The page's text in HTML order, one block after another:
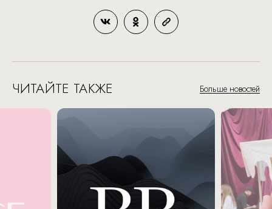
ЧИТАЙТЕ ТАКЖЕ Больше новостей